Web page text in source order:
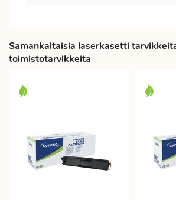
Samankaltaisia laserkasetti
toimistotarvikkeita